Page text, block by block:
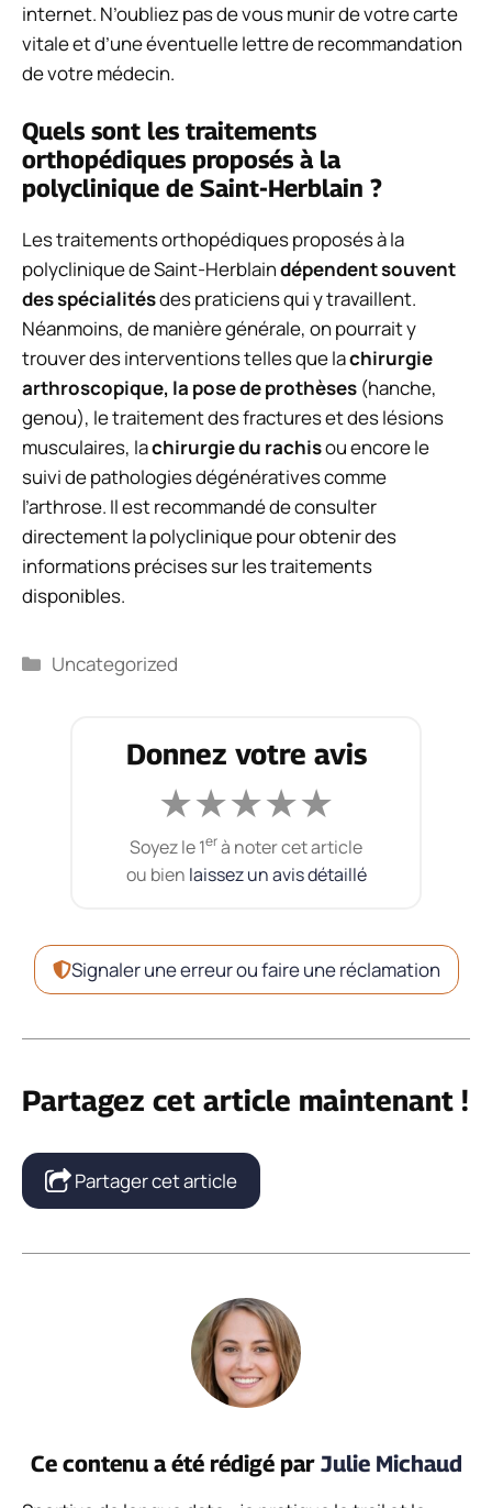
internet. N’oubliez pas de vous munir de votre carte
vitale et d’une éventuelle lettre de recommandation
de votre médecin.
Quels sont les traitements
orthopédiques proposés à la
polyclinique de Saint-Herblain ?
Les traitements orthopédiques proposés à la
polyclinique de Saint-Herblaindépendent souvent
des spécialitésdes praticiens qui y travaillent.
Néanmoins, de manière générale, on pourrait y
trouver des interventions telles que lachirurgie
arthroscopique, la pose de prothèses (hanche,
genou), le traitement des fractures et des lésions
musculaires, lachirurgie du rachisou encore le
suivi de pathologies dégénératives comme
l’arthrose. Il est recommandé de consulter
directement la polyclinique pour obtenir des
informations précises sur les traitements
disponibles.
Catégories
Uncategorized
Donnez votre avis
★★★★★
Soyez le 1erà noter cet article
ou bien laissez un avis détaillé
Signaler une erreur ou faire une réclamation
Partagez cet article maintenant !
Partager cet article
Ce contenu a été rédigé par Julie Michaud